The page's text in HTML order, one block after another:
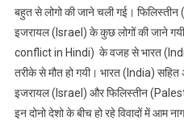
बहुत से लोगो की जाने चली गई।
इजरायल (Israel) के कुछ लोगों की जाने
conflict in Hindi) के वजह से भारत
तरीके से मौत हो गयी। भारत (India)
इजरायल (Israel) और फिलिस्तीन
इन दोनो देशो के बीच हो रहे विवादों में आम